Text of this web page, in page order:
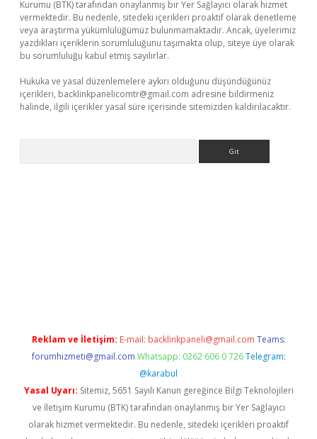
Kurumu (BTK) tarafından onaylanmış bir Yer Sağlayıcı olarak hizmet
vermektedir. Bu nedenle, sitedeki içerikleri proaktif olarak denetleme
veya araştırma yükümlülüğümüz bulunmamaktadır. Ancak, üyelerimiz
yazdıkları içeriklerin sorumluluğunu taşımakta olup, siteye üye olarak
bu sorumluluğu kabul etmiş sayılırlar.
Hukuka ve yasal düzenlemelere aykırı olduğunu düşündüğünüz
içerikleri, backlinkpanelicomtr@gmail.com adresine bildirmeniz
halinde, ilgili içerikler yasal süre içerisinde sitemizden kaldırılacaktır.
Reklam ve İletişim: E-mail: backlinkpaneli@gmail.com Teams:
forumhizmeti@gmail.com Whatsapp: 0262 606 0 726 Telegram:
@karabul
Yasal Uyarı: Sitemiz, 5651 Sayılı Kanun gereğince Bilgi Teknolojileri
ve İletişim Kurumu (BTK) tarafından onaylanmış bir Yer Sağlayıcı
olarak hizmet vermektedir. Bu nedenle, sitedeki içerikleri proaktif